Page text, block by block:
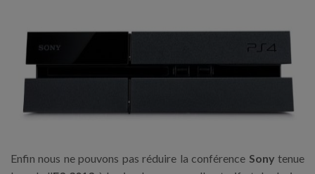
Enfin nous ne pouvons pas réduire la conférence Sony tenue